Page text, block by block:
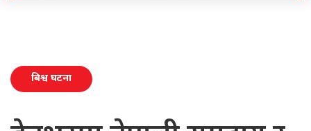
बिश्व घटना